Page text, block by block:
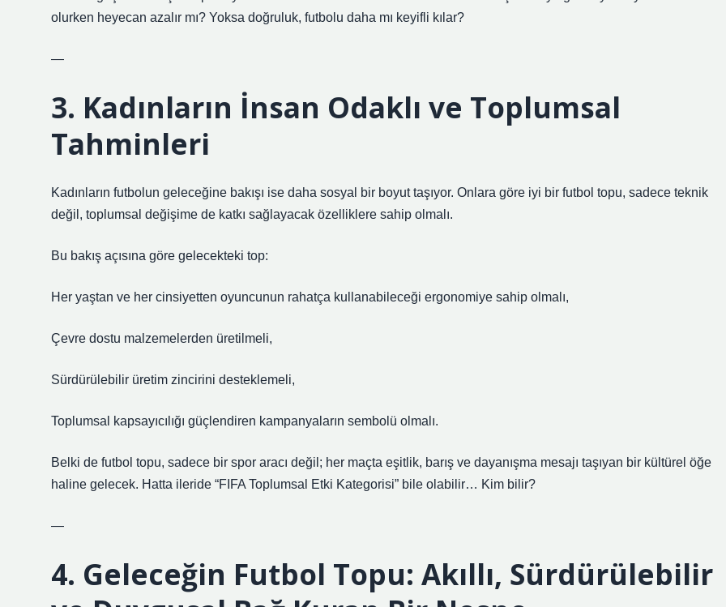
olurken heyecan azalır mı? Yoksa doğruluk, futbolu daha mı keyifli kılar?
—
3. Kadınların İnsan Odaklı ve Toplumsal
Tahminleri
Kadınların futbolun geleceğine bakışı ise daha sosyal bir boyut taşıyor. Onlara göre iyi bir futbol topu, sadece teknik
değil, toplumsal değişime de katkı sağlayacak özelliklere sahip olmalı.
Bu bakış açısına göre gelecekteki top:
Her yaştan ve her cinsiyetten oyuncunun rahatça kullanabileceği ergonomiye sahip olmalı,
Çevre dostu malzemelerden üretilmeli,
Sürdürülebilir üretim zincirini desteklemeli,
Toplumsal kapsayıcılığı güçlendiren kampanyaların sembolü olmalı.
Belki de futbol topu, sadece bir spor aracı değil; her maçta eşitlik, barış ve dayanışma mesajı taşıyan bir kültürel öğe
haline gelecek. Hatta ileride “FIFA Toplumsal Etki Kategorisi” bile olabilir… Kim bilir?
—
4. Geleceğin Futbol Topu: Akıllı, Sürdürülebilir